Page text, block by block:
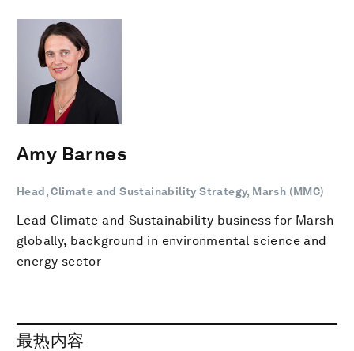
Amy Barnes
Head, Climate and Sustainability Strategy, Marsh (MMC)
Lead Climate and Sustainability business for Marsh
globally, background in environmental science and
energy sector
最热内容